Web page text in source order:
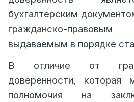
бухгалтерским
гражданско-правовым
выдаваемым в порядке
В отличие от
доверенности, которая
полномочия на